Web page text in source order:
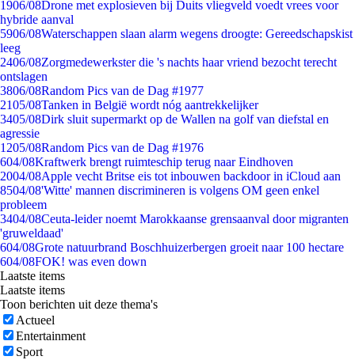
1906/08Drone met explosieven bij Duits vliegveld voedt vrees voor
hybride aanval
5906/08Waterschappen slaan alarm wegens droogte: Gereedschapskist
leeg
2406/08Zorgmedewerkster die 's nachts haar vriend bezocht terecht
ontslagen
3806/08Random Pics van de Dag #1977
2105/08Tanken in België wordt nóg aantrekkelijker
3405/08Dirk sluit supermarkt op de Wallen na golf van diefstal en
agressie
1205/08Random Pics van de Dag #1976
604/08Kraftwerk brengt ruimteschip terug naar Eindhoven
2004/08Apple vecht Britse eis tot inbouwen backdoor in iCloud aan
8504/08'Witte' mannen discrimineren is volgens OM geen enkel
probleem
3404/08Ceuta-leider noemt Marokkaanse grensaanval door migranten
'gruweldaad'
604/08Grote natuurbrand Boschhuizerbergen groeit naar 100 hectare
604/08FOK! was even down
Laatste items
Laatste items
Toon berichten uit deze thema's
Actueel
Entertainment
Sport